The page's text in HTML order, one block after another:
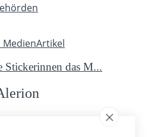
Artikel
Stickerinnen das M...